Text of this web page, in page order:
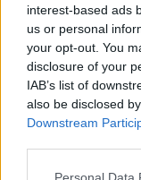
interest-based ads
us or personal
your opt-out. You
disclosure of your
IAB’s list of
also be disclosed
Downstream
Personal Data
ΔΕΙΤΕ
ΣΤΗΝ